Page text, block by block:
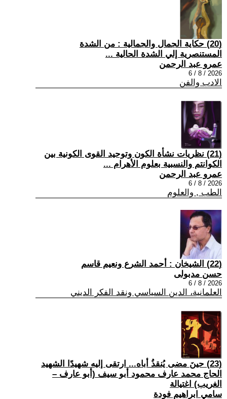
(20) حكاية الجمال والجمالية : من الشدة
المستنصرية إلي الشدة الحالية ...
عمرو عبد الرحمن
2026 / 8 / 6
الادب والفن
(21) نظريات نشأة الكون وتوحيد القوى الكونية بين
الكوانتم والنسبية بعلوم الأهرام ...
عمرو عبد الرحمن
2026 / 8 / 6
الطب , والعلوم
(22) الشيخان : أحمد الشرع ونعيم قاسم
حسن مدبولى
2026 / 8 / 6
العلمانية، الدين السياسي ونقد الفكر الديني
(23) حينَ مضى يُنقذُ أباه... ارتقى إليه شهيدًا الشهيد
الحاج محمد عارف محمود أبو سيف (أبو عارف –
الغريب) اغتيالة
سامي ابراهيم فودة